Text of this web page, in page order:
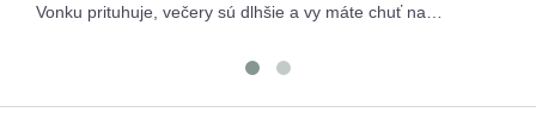
Vonku prituhuje, večery sú dlhšie a vy máte chuť na…